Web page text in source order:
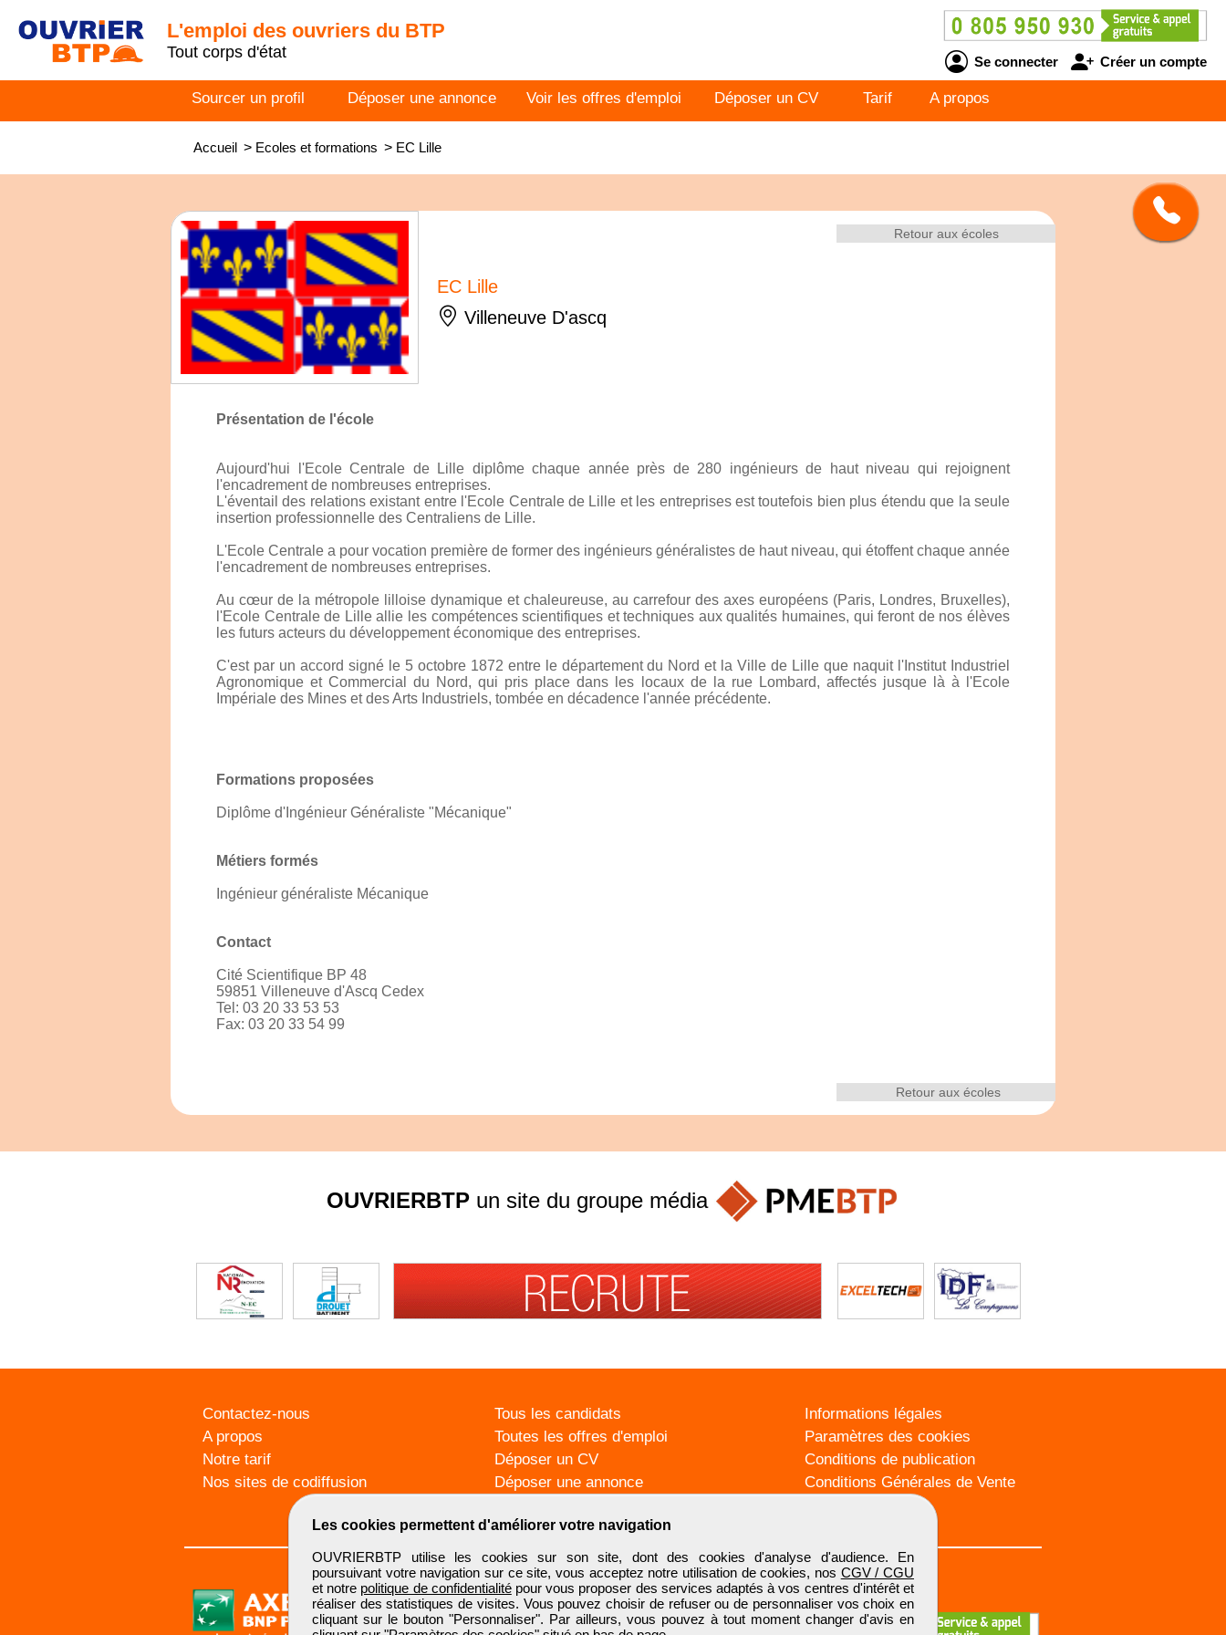
L'emploi des ouvriers du BTP
Tout corps d'état
Se connecter Créer un compte
Sourcer un profil Déposer une annonce Voir les offres d'emploi Déposer un CV Tarif A propos
Accueil > Ecoles et formations > EC Lille
Retour aux écoles
EC Lille
Villeneuve D'ascq
Présentation de l'école
Aujourd'hui l'Ecole Centrale de Lille diplôme chaque année près de 280 ingénieurs de haut niveau qui rejoignent
l'encadrement de nombreuses entreprises.
L'éventail des relations existant entre l'Ecole Centrale de Lille et les entreprises est toutefois bien plus étendu que la seule
insertion professionnelle des Centraliens de Lille.
L'Ecole Centrale a pour vocation première de former des ingénieurs généralistes de haut niveau, qui étoffent chaque année
l'encadrement de nombreuses entreprises.
Au cœur de la métropole lilloise dynamique et chaleureuse, au carrefour des axes européens (Paris, Londres, Bruxelles),
l'Ecole Centrale de Lille allie les compétences scientifiques et techniques aux qualités humaines, qui feront de nos élèves
les futurs acteurs du développement économique des entreprises.
C'est par un accord signé le 5 octobre 1872 entre le département du Nord et la Ville de Lille que naquit l'Institut Industriel
Agronomique et Commercial du Nord, qui pris place dans les locaux de la rue Lombard, affectés jusque là à l'Ecole
Impériale des Mines et des Arts Industriels, tombée en décadence l'année précédente.
Formations proposées
Diplôme d'Ingénieur Généraliste "Mécanique"
Métiers formés
Ingénieur généraliste Mécanique
Contact
Cité Scientifique BP 48
59851 Villeneuve d'Ascq Cedex
Tel: 03 20 33 53 53
Fax: 03 20 33 54 99
Retour aux écoles
Les cookies permettent d'améliorer votre navigation
OUVRIERBTP utilise les cookies sur son site, dont des cookies d'analyse d'audience. En
poursuivant votre navigation sur ce site, vous acceptez notre utilisation de cookies, nos CGV / CGU
et notre politique de confidentialitépour vous proposer des services adaptés à vos centres d'intérêt et
réaliser des statistiques de visites. Vous pouvez choisir de refuser ou de personnaliser vos choix en
cliquant sur le bouton "Personnaliser". Par ailleurs, vous pouvez à tout moment changer d'avis en
OUVRIERBTP un site du groupe média
Contactez-nous
A propos
Notre tarif
Nos sites de codiffusion
Tous les candidats
Toutes les offres d'emploi
Déposer un CV
Déposer une annonce
Informations légales
Paramètres des cookies
Conditions de publication
Conditions Générales de Vente